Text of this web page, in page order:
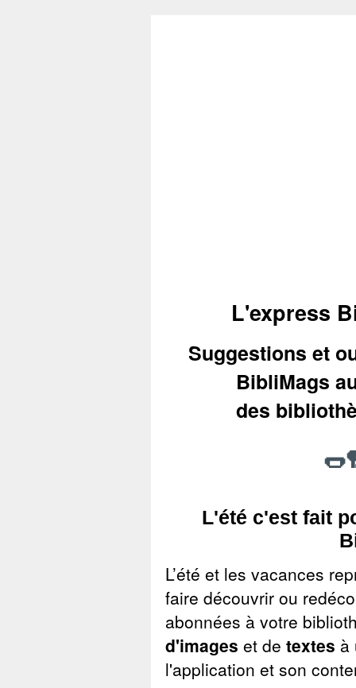
L'express
Suggestions et
BibliMags
des
L'été c'est fait
L’été et les vacances
faire découvrir ou
abonnées à votre
d'images et de textes à
l'application et son